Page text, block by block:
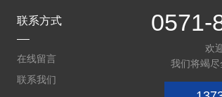
联系方式
在线留言
联系我们
0571-
欢
我们将竭